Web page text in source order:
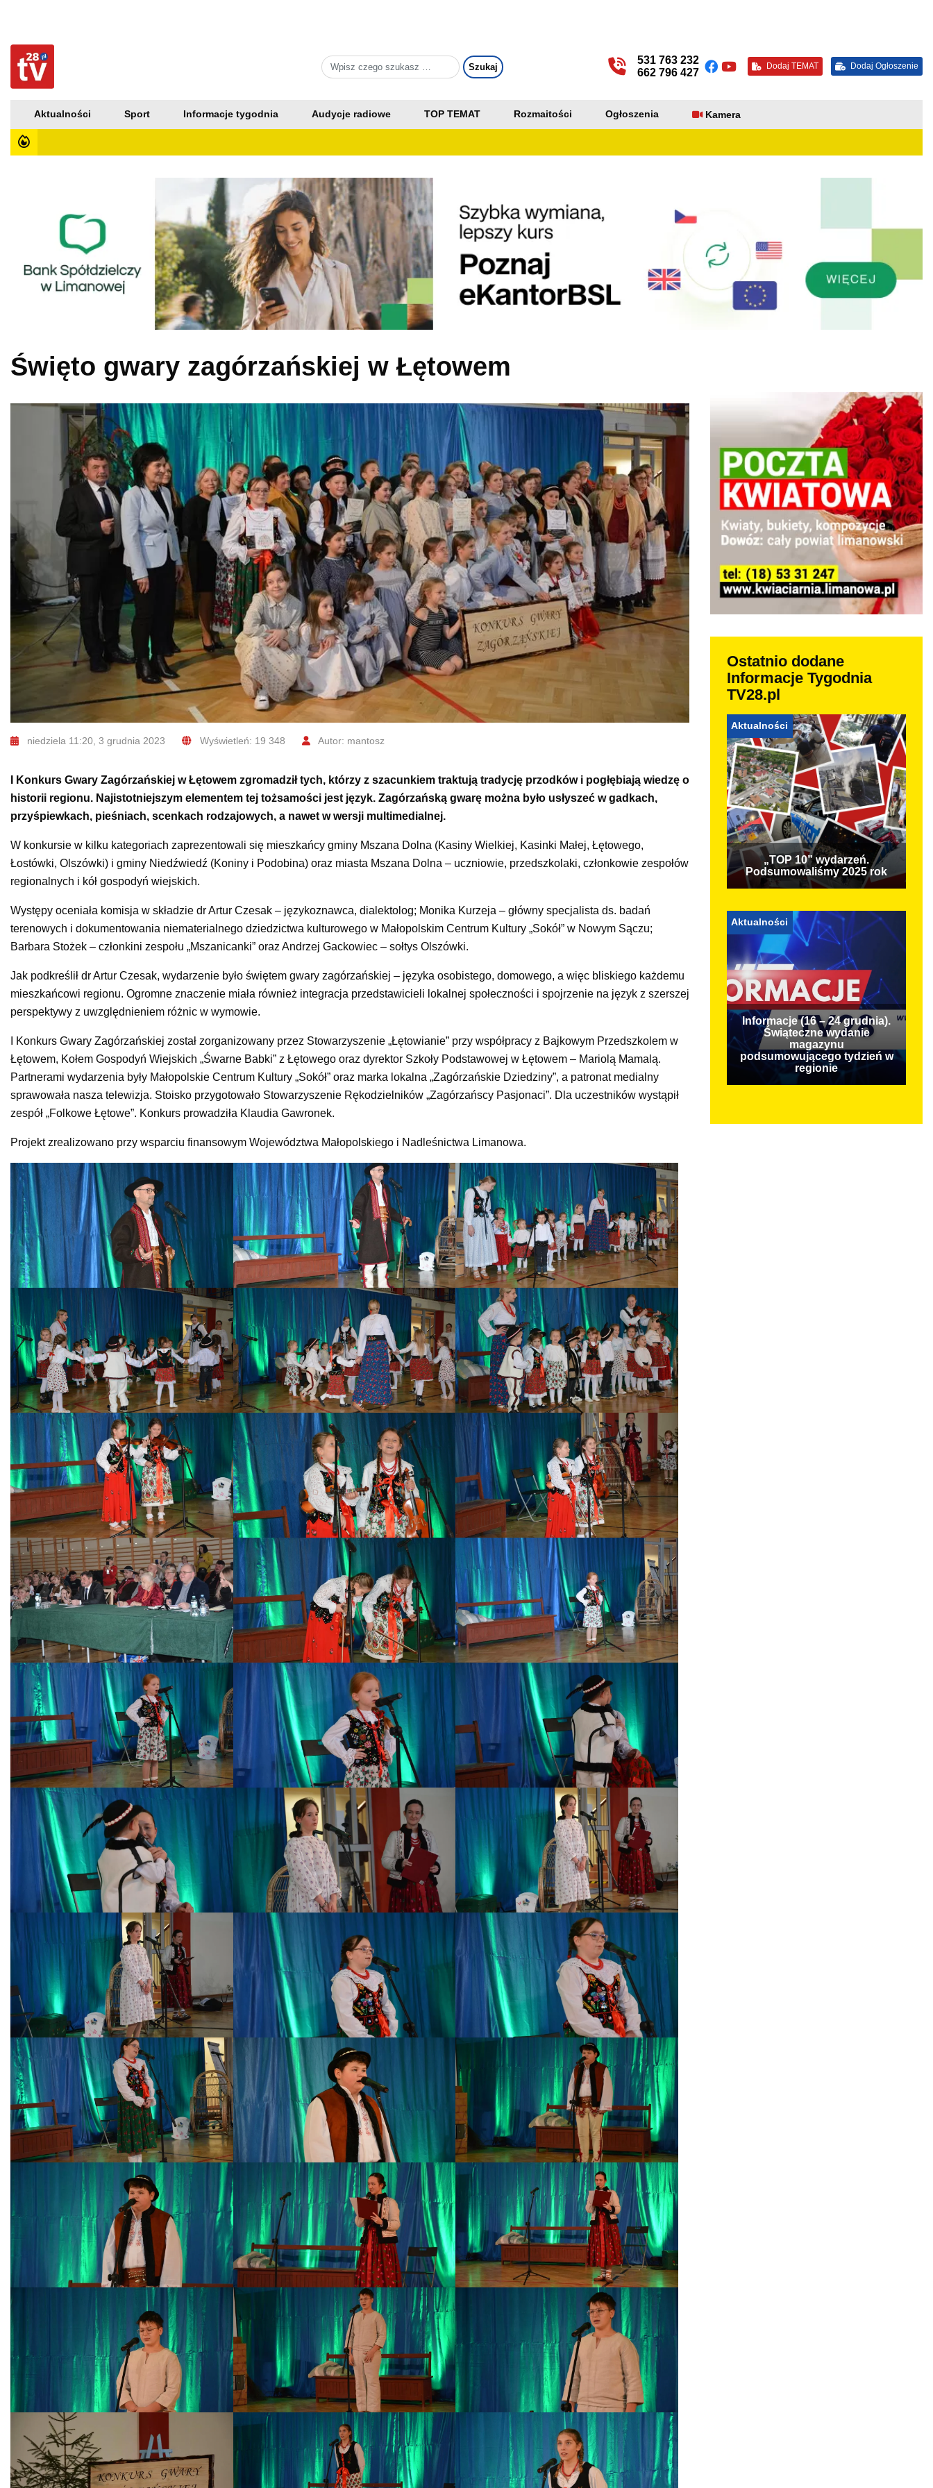
531 763 232
662 796 427
Dodaj TEMAT Dodaj Ogłoszenie
Aktualności Sport Informacje tygodnia Audycje radiowe TOP TEMAT Rozmaitości Ogłoszenia Kamera
Święto gwary zagórzańskiej w Łętowem
niedziela 11:20, 3 grudnia 2023 Wyświetleń: 19 348 Autor: mantosz
I Konkurs Gwary Zagórzańskiej w Łętowem zgromadził tych, którzy z szacunkiem traktują tradycję przodków i pogłębiają wiedzę o
historii regionu. Najistotniejszym elementem tej tożsamości jest język. Zagórzańską gwarę można było usłyszeć w gadkach,
przyśpiewkach, pieśniach, scenkach rodzajowych, a nawet w wersji multimedialnej.
W konkursie w kilku kategoriach zaprezentowali się mieszkańcy gminy Mszana Dolna (Kasiny Wielkiej, Kasinki Małej, Łętowego,
Łostówki, Olszówki) i gminy Niedźwiedź (Koniny i Podobina) oraz miasta Mszana Dolna – uczniowie, przedszkolaki, członkowie zespołów
regionalnych i kół gospodyń wiejskich.
Występy oceniała komisja w składzie dr Artur Czesak – językoznawca, dialektolog; Monika Kurzeja – główny specjalista ds. badań
terenowych i dokumentowania niematerialnego dziedzictwa kulturowego w Małopolskim Centrum Kultury „Sokół” w Nowym Sączu;
Barbara Stożek – członkini zespołu „Mszanicanki” oraz Andrzej Gackowiec – sołtys Olszówki.
Jak podkreślił dr Artur Czesak, wydarzenie było świętem gwary zagórzańskiej – języka osobistego, domowego, a więc bliskiego każdemu
mieszkańcowi regionu. Ogromne znaczenie miała również integracja przedstawicieli lokalnej społeczności i spojrzenie na język z szerszej
perspektywy z uwzględnieniem różnic w wymowie.
I Konkurs Gwary Zagórzańskiej został zorganizowany przez Stowarzyszenie „Łętowianie” przy współpracy z Bajkowym Przedszkolem w
Łętowem, Kołem Gospodyń Wiejskich „Śwarne Babki” z Łętowego oraz dyrektor Szkoły Podstawowej w Łętowem – Mariolą Mamalą.
Partnerami wydarzenia były Małopolskie Centrum Kultury „Sokół” oraz marka lokalna „Zagórzańskie Dziedziny”, a patronat medialny
sprawowała nasza telewizja. Stoisko przygotowało Stowarzyszenie Rękodzielników „Zagórzańscy Pasjonaci”. Dla uczestników wystąpił
zespół „Folkowe Łętowe”. Konkurs prowadziła Klaudia Gawronek.
Projekt zrealizowano przy wsparciu finansowym Województwa Małopolskiego i Nadleśnictwa Limanowa.
Ostatnio dodane
Informacje Tygodnia
TV28.pl
Aktualności
„TOP 10” wydarzeń.
Podsumowaliśmy 2025 rok
Aktualności
Informacje (16 – 24 grudnia).
Świąteczne wydanie
magazynu
podsumowującego tydzień w
regionie